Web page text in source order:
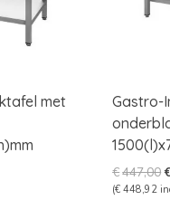
met
Gastro-
€447,00
(€ 448,92